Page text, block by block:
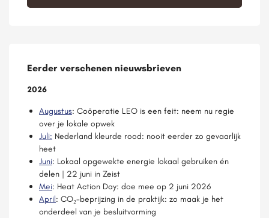
Eerder verschenen nieuwsbrieven
2026
Augustus: Coöperatie LEO is een feit: neem nu regie
over je lokale opwek
Juli: Nederland kleurde rood: nooit eerder zo gevaarlijk
heet
Juni: Lokaal opgewekte energie lokaal gebruiken én
delen | 22 juni in Zeist
Mei: Heat Action Day: doe mee op 2 juni 2026
April: CO₂-beprijzing in de praktijk: zo maak je het
onderdeel van je besluitvorming